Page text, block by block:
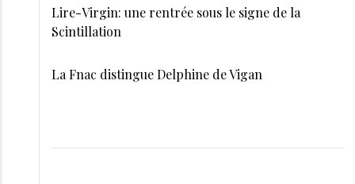
Lire-Virgin: une rentrée sous le signe de la
Scintillation
La Fnac distingue Delphine de Vigan